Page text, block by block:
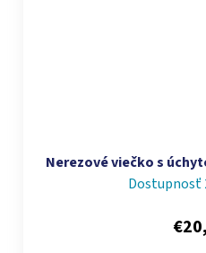
Nerezové viečko s
Dostupnosť